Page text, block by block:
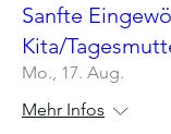
Sanfte
Kita/
Mo., 17. Aug.
Mehr Infos